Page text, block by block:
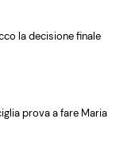
la decisione finale
prova a fare Maria